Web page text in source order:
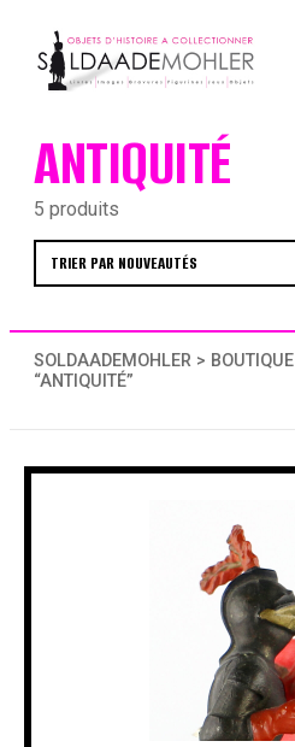
content
ANTIQUITÉ
5 produits
SOLDAADEMOHLER > BOUTIQUE
“ANTIQUITÉ”